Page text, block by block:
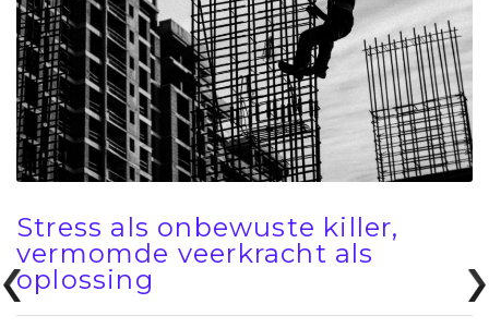
Stress als onbewuste killer,
vermomde veerkracht als
oplossing